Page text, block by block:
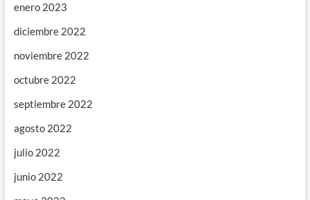
enero 2023
diciembre 2022
noviembre 2022
octubre 2022
septiembre 2022
agosto 2022
julio 2022
junio 2022